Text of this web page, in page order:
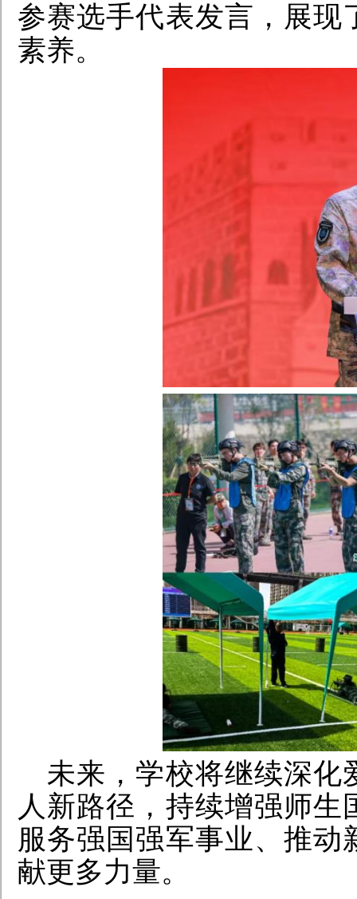
参赛选手代表发言，展现
素养。
未来，学校将继续深化
人新路径，持续增强师
服务强国强军事业、推
献更多力量。